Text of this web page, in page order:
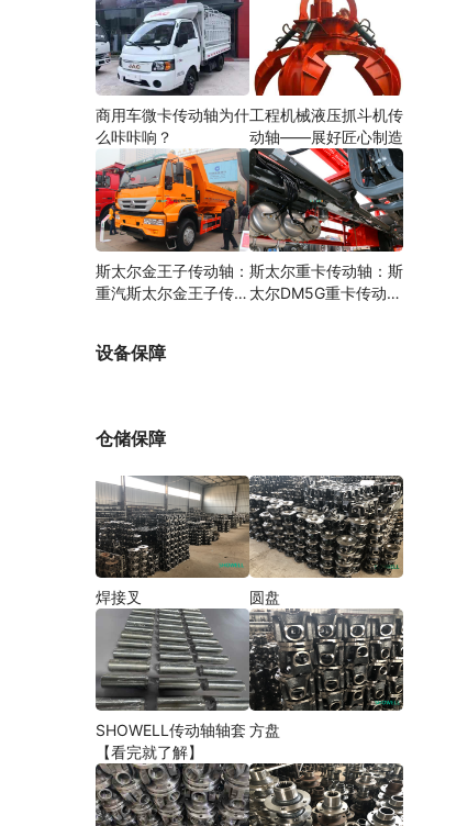
商用车微卡传动轴为什
么咔咔响？
工程机械液压抓斗机传
动轴——展好匠心制造
斯太尔金王子传动轴：
重汽斯太尔金王子传动
斯太尔重卡传动轴：斯
太尔DM5G重卡传动轴
设备保障
仓储保障
焊接叉 圆盘
SHOWELL传动轴轴套
【看完就了解】
方盘